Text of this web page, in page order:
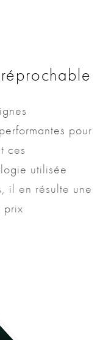
pour
ces
utilisée
il en résulte une
prix